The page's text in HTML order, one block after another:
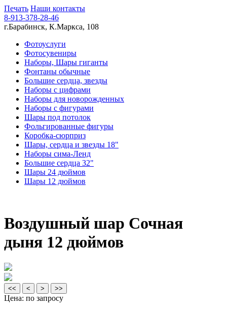
Печать Наши контакты
8-913-378-28-46
г.Барабинск, К.Маркса, 108
Фотоуслуги
Фотосувениры
Наборы, Шары гиганты
Фонтаны обычные
Большие сердца, звезды
Наборы с цифрами
Наборы для новорожденных
Наборы с фигурами
Шары под потолок
Фольгированные фигуры
Коробка-сюрприз
Шары, сердца и звезды 18"
Наборы сима-Ленд
Большие сердца 32"
Шары 24 дюймов
Шары 12 дюймов
Воздушный шар Сочная
дыня 12 дюймов
<< < > >>
Цена: по запросу